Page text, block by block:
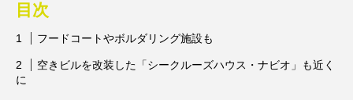
目次
フードコートやボルダリング施設も
空きビルを改装した「シークルーズハウス・ナビオ」も近く
に